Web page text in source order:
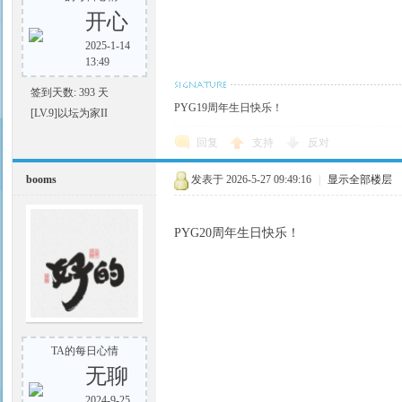
开心
2025-1-14
13:49
签到天数: 393 天
[LV.9]以坛为家II
PYG19周年生日快乐！
回复 支持 反对
booms
TA的每日心情
无聊
发表于 2026-5-27 09:49:16 显示全部楼层
PYG20周年生日快乐！